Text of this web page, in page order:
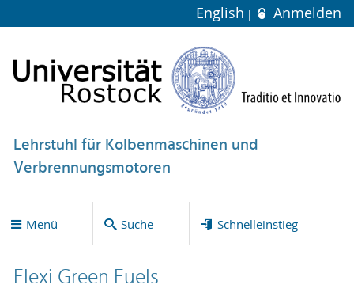
English Anmelden
Lehrstuhl für Kolbenmaschinen und
Verbrennungsmotoren
Menü Suche Schnelleinstieg
Flexi Green Fuels